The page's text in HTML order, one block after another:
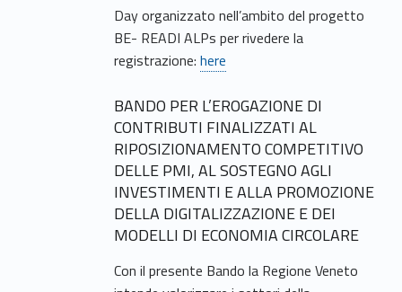
Day organizzato nell’ambito del progetto
BE- READI ALPs per rivedere la
registrazione: here
BANDO PER L’EROGAZIONE DI
CONTRIBUTI FINALIZZATI AL
RIPOSIZIONAMENTO COMPETITIVO
DELLE PMI, AL SOSTEGNO AGLI
INVESTIMENTI E ALLA PROMOZIONE
DELLA DIGITALIZZAZIONE E DEI
MODELLI DI ECONOMIA CIRCOLARE
Con il presente Bando la Regione Veneto